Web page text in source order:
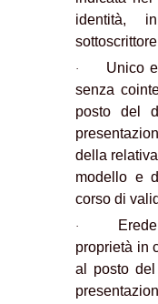
identità,
· Unico
senza
posto del
della
modello e
corso di
·
proprietà in
al posto